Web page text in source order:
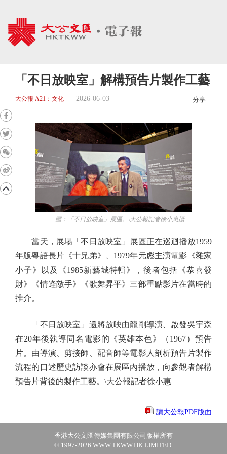
「不日放映室」解構預告片製作工藝
大公報 A21：文化 2026-06-03 分享
圖：「不日放映室」展區。\大公報記者徐小惠攝
當天，展場「不日放映室」展區正在巡迴播放1959
年版粵語長片《十兄弟》、1979年元彪主演電影《雜家
小子》以及《1985新藝城特輯》，後者包括《恭喜發
財》《情逢敵手》《歌舞昇平》三部重點影片在當時的
推介。
「不日放映室」還將放映由龍剛導演、啟發吳宇森
在20年後執導同名電影的《英雄本色》（1967）預告
片。由導演、剪接師、配音師等電影人剖析預告片製作
流程的口述歷史訪談亦會在展區內播放，向參觀者解構
預告片背後的製作工藝。\大公報記者徐小惠
讀大公報PDF版面
香港大公文匯傳媒集團有限公司版權所有
© 1997-2026 WWW.TKWW.HK LIMITED.